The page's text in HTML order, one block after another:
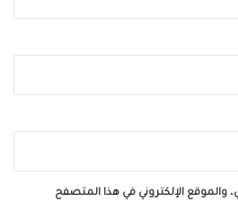
والموقع الإلكتروني في هذا المتصفح